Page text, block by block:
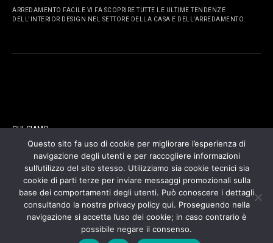
ARREDAMENTO FACILE VI FA SCOPRIRE TUTTE LE ULTIME TENDENZE
DELL'INTERIOR DESIGN NEL SETTORE DELLA CASA E DELL'ARREDAMENTO.
CHI SIAMO
CONTATTI
COOKIES POLICY
PRIVACY POLICY
Questo sito fa uso di cookie per migliorare l’esperienza di
navigazione degli utenti e per raccogliere informazioni
sull’utilizzo del sito stesso. Utilizziamo sia cookie tecnici sia
cookie di parti terze per inviare messaggi promozionali sulla
base dei comportamenti degli utenti. Può conoscere i dettagli
consultando la nostra privacy policy qui. Proseguendo nella
navigazione si accetta l’uso dei cookie; in caso contrario è
possibile negare il consenso.